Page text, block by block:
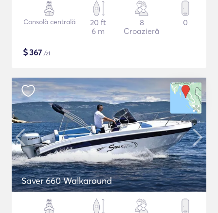
Consolă centrală
20 ft
6 m
8
Croazieră
0
$367 /zi
Saver 660 Walkaround